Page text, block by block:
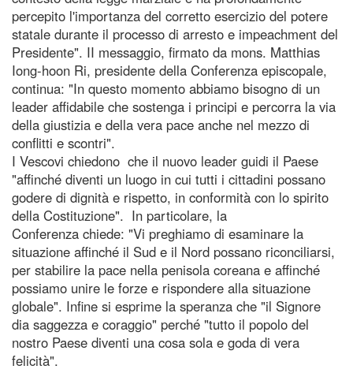
percepito l'importanza del corretto esercizio del potere
statale durante il processo di arresto e impeachment del
Presidente". II messaggio, firmato da mons. Matthias
Iong-hoon Ri, presidente della Conferenza episcopale,
continua: "In questo momento abbiamo bisogno di un
leader affidabile che sostenga i principi e percorra la via
della giustizia e della vera pace anche nel mezzo di
conflitti e scontri".
I Vescovi chiedono che il nuovo leader guidi il Paese
"affinché diventi un luogo in cui tutti i cittadini possano
godere di dignità e rispetto, in conformità con lo spirito
della Costituzione". In particolare, la
Conferenza chiede: "Vi preghiamo di esaminare la
situazione affinché il Sud e il Nord possano riconciliarsi,
per stabilire la pace nella penisola coreana e affinché
possiamo unire le forze e rispondere alla situazione
globale". Infine si esprime la speranza che "il Signore
dia saggezza e coraggio" perché "tutto il popolo del
nostro Paese diventi una cosa sola e goda di vera
felicità".